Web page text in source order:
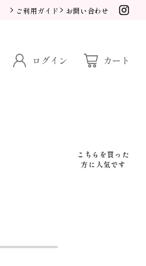
ご利用ガイド お問い合わせ
ログイン カート
こちらを買った
方に人気です